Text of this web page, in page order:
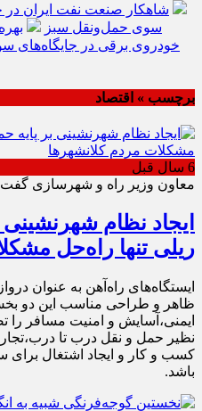
شاهکار صنعت نفت ایران
سوی حمل‌ونقل سبز
خودروی برقی در جایگاه‌های
برچسب » اقتصاد
6 سال قبل
معاون وزیر راه و شهرسازی
ایجاد نظام
ریلی تنها راه‌حل
ایستگاه‌های راه‌آهن به عنوان
ظاهر و طراحی مناسب این دو
ایمنی،‌آسایش و امنیت مسافر را
نظیر حمل و نقل درب تا
کسب و کار و ایجاد اشتغال برای
باشد.